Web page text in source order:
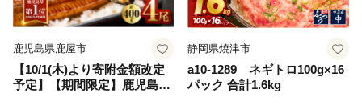
鹿児島県鹿屋市
【10/1(木)より寄附金額改定
予定】【期間限定】鹿児島県
静岡県焼津市
a10-1289 ネギトロ100g×16
パック 合計1.6kg